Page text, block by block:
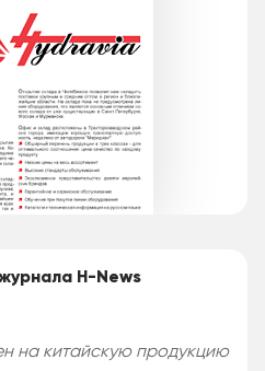
H-News
на китайскую продукцию